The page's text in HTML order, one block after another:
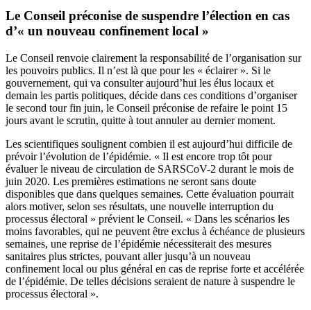
Le Conseil préconise de suspendre l’élection en cas
d’« un nouveau confinement local »
Le Conseil renvoie clairement la responsabilité de l’organisation sur
les pouvoirs publics. Il n’est là que pour les « éclairer ». Si le
gouvernement, qui va consulter aujourd’hui les élus locaux et
demain les partis politiques, décide dans ces conditions d’organiser
le second tour fin juin, le Conseil préconise de refaire le point 15
jours avant le scrutin, quitte à tout annuler au dernier moment.
Les scientifiques soulignent combien il est aujourd’hui difficile de
prévoir l’évolution de l’épidémie. « Il est encore trop tôt pour
évaluer le niveau de circulation de SARSCoV-2 durant le mois de
juin 2020. Les premières estimations ne seront sans doute
disponibles que dans quelques semaines. Cette évaluation pourrait
alors motiver, selon ses résultats, une nouvelle interruption du
processus électoral » prévient le Conseil. « Dans les scénarios les
moins favorables, qui ne peuvent être exclus à échéance de plusieurs
semaines, une reprise de l’épidémie nécessiterait des mesures
sanitaires plus strictes, pouvant aller jusqu’à un nouveau
confinement local ou plus général en cas de reprise forte et accélérée
de l’épidémie. De telles décisions seraient de nature à suspendre le
processus électoral ».